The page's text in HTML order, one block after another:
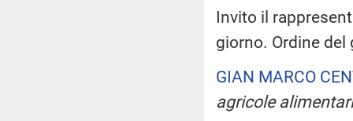
Invito il
giorno. Ordine del
GIAN MARCO
agricole